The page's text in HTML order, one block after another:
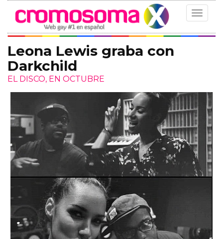
Toggle
Leona Lewis graba con
Darkchild
EL DISCO, EN OCTUBRE